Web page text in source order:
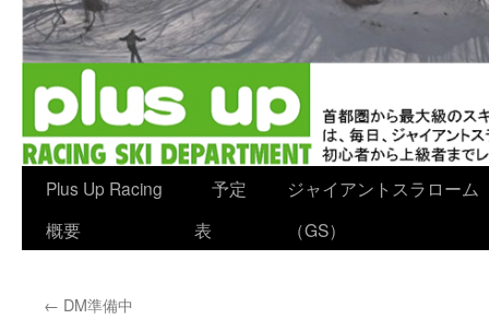
ン
ン
Plus Up Racing
概要
予定
表
ジャイアントスラローム
（GS）
← DM準備中